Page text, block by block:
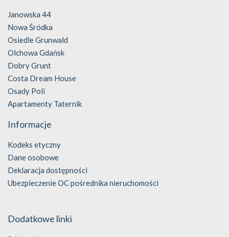
Janowska 44
Nowa Śródka
Osiedle Grunwald
Olchowa Gdańsk
Dobry Grunt
Costa Dream House
Osady Poli
Apartamenty Taternik
Informacje
Kodeks etyczny
Dane osobowe
Deklaracja dostępności
Ubezpieczenie OC pośrednika nieruchomości
Dodatkowe linki